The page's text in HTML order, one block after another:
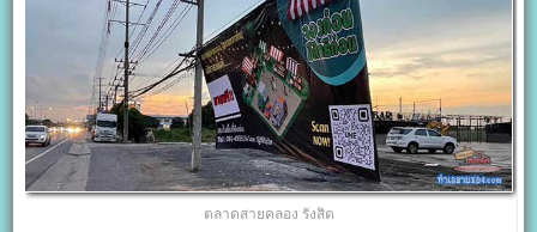
ตลาดสายคลอง รังสิต